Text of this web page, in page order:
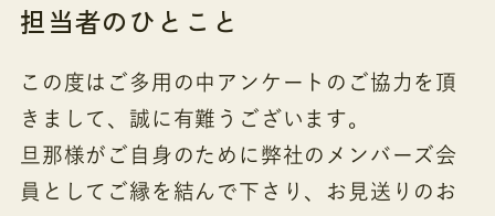
担当者のひとこと
この度はご多用の中アンケートのご協力を頂
きまして、誠に有難うございます。
旦那様がご自身のために弊社のメンバーズ会
員としてご縁を結んで下さり、お見送りのお